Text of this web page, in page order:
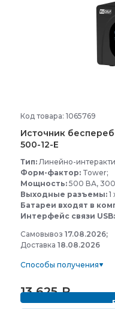
Код товара: 1065769
Источник
500-12-E
Тип: Линейно-
Форм-фактор: Tower;
Мощность: 500 ВА,
Выходные разъемы: 1
Батареи входят в
Интерфейс связи USB:
Самовывоз 17.08.2026;
Доставка 18.08.2026
Способы получения
13 625₽